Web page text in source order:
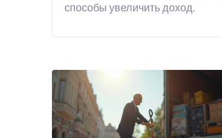
способы увеличить доход.